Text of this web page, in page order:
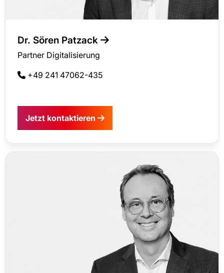
Dr. Sören Patzack
Partner Digitalisierung
+49 241 47062-435
Jetzt kontaktieren